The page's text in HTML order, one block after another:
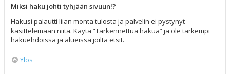
Miksi haku johti tyhjään sivuun!?
Hakusi palautti liian monta tulosta ja palvelin ei pystynyt
käsittelemään niitä. Käytä “Tarkennettua hakua” ja ole tarkempi
hakuehdoissa ja alueissa joilta etsit.
Ylös